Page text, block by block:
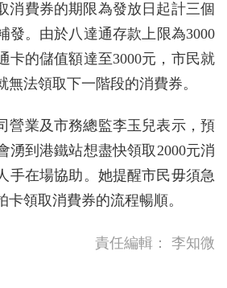
消費券的期限為發放日起計三個
發。由於八達通存款上限為3000
卡的儲值額達至3000元，市民就
無法領取下一階段的消費券。
營業及市務總監李玉兒表示，預
湧到港鐵站想盡快領取2000元消
手在場協助。她提醒市民毋須急
領取消費券的流程暢順。
責任編輯： 李知微